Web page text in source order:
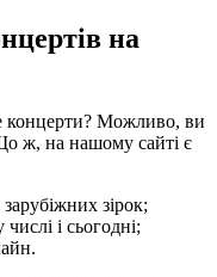
на
концерти? Можливо, ви
ж, на нашому сайті є
зірок;
і сьогодні;